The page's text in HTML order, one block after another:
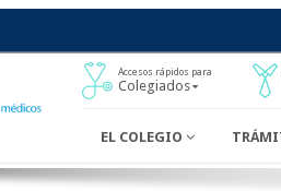
Accesos rápidos para
Colegiados
EL COLEGIO